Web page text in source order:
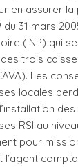
en assurer
du 31 mars
(INP) qui
trois
Les
locales
RSI au
pour